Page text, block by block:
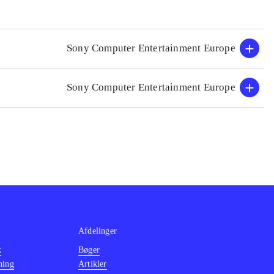
Sony Computer Entertainment Europe
Sony Computer Entertainment Europe
Afdelinger
Bøger
Artikler